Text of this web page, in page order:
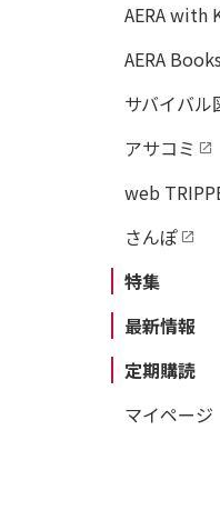
AERA with
AERA Books
サバイバル
アサコミ
web
さんぽ
特集
最新情報
定期購読
マイページ